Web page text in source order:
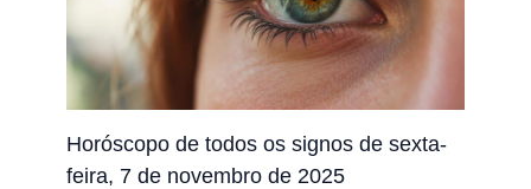
Horóscopo de todos os signos de sexta-
feira, 7 de novembro de 2025